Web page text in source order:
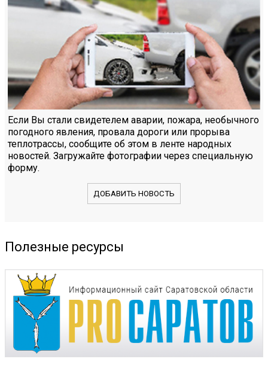
Если Вы стали свидетелем аварии, пожара, необычного
погодного явления, провала дороги или прорыва
теплотрассы, сообщите об этом в ленте народных
новостей. Загружайте фотографии через специальную
форму.
ДОБАВИТЬ НОВОСТЬ
Полезные ресурсы